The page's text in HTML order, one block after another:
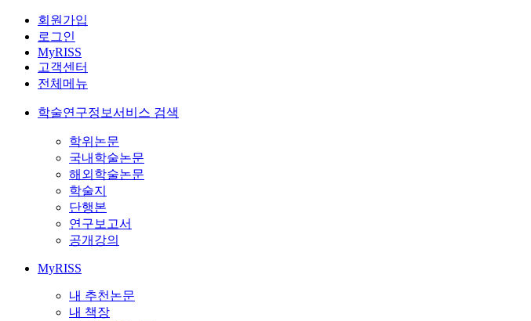
회원가입
로그인
MyRISS
고객센터
전체메뉴
학술연구정보서비스 검색
학위논문
국내학술논문
해외학술논문
학술지
단행본
연구보고서
공개강의
MyRISS
내 추천논문
내 책장